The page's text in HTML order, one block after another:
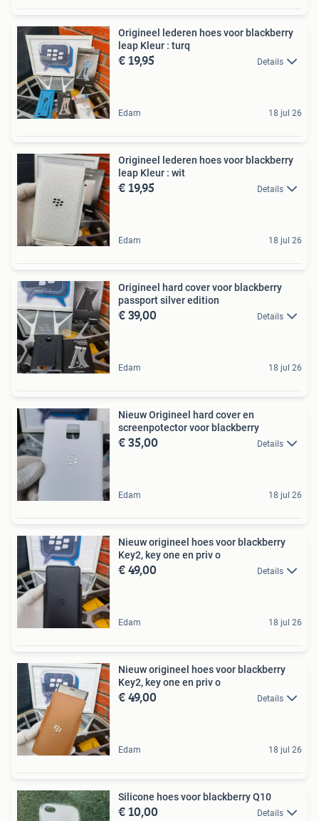
Origineel lederen hoes voor blackberry
leap Kleur : turq
€ 19,95 Details
Edam 18 jul 26
Origineel lederen hoes voor blackberry
leap Kleur : wit
€ 19,95 Details
Edam 18 jul 26
Origineel hard cover voor blackberry
passport silver edition
€ 39,00 Details
Edam 18 jul 26
Nieuw Origineel hard cover en
screenpotector voor blackberry
€ 35,00 Details
Edam 18 jul 26
Nieuw origineel hoes voor blackberry
Key2, key one en priv o
€ 49,00 Details
Edam 18 jul 26
Nieuw origineel hoes voor blackberry
Key2, key one en priv o
€ 49,00 Details
Edam 18 jul 26
Silicone hoes voor blackberry Q10
€ 10,00 Details